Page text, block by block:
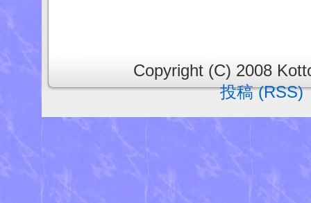
Copyright (C) 2008
投稿 (RSS)